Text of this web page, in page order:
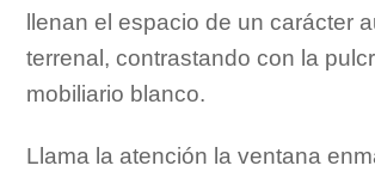
llenan el espacio de un carácter
terrenal, contrastando con la
mobiliario blanco.
Llama la atención la ventana